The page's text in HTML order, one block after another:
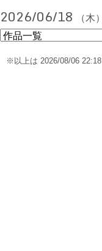
2026/06/18 （木）
※以上は 2026/08/06